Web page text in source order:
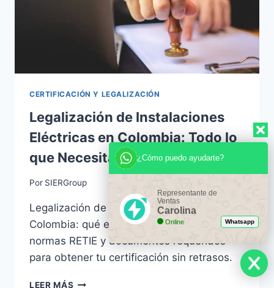
CERTIFICACIÓN Y LEGALIZACIÓN
Legalización de Instalaciones
Eléctricas en Colombia: Todo lo
que Necesitas Saber
Por SIERGroup
Legalización de instalaciones eléctricas en
Colombia: qué es, cuándo es obligatoria,
normas RETIE y documentos requeridos
para obtener tu certificación sin retrasos.
LEER MÁS LEGALIZACIÓN
¿Cómo puedo ayudarte?
Representante de
Ventas
Carolina
Online Whatsapp